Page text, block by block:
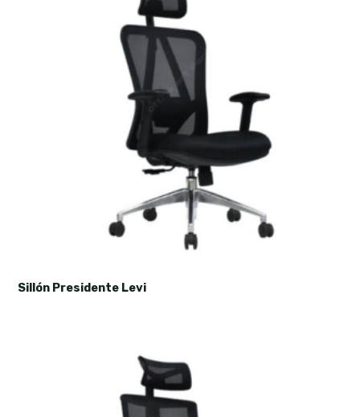
Sillón Presidente Levi